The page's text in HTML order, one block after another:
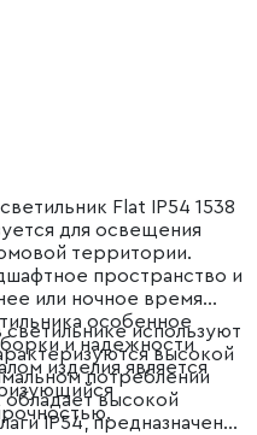
Flat IP54 1538
для освещения
территории.
пространство и
или ночное время
особенное
и надежности
изделия является
светильнике используют
высокой
потреблении
высокой
IP54, предназначен